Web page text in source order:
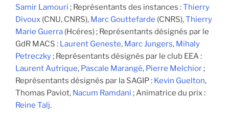
Samir Lamouri ; Représentants des instances :Thierry
Divoux (CNU, CNRS), Marc Gouttefarde (CNRS),Thierry
Marie Guerra (Hcéres) ; Représentants désignés par le
GdR MACS : Laurent Geneste, Marc Jungers, Mihaly
Petreczky; Représentants désignés par le club EEA :
Laurent Autrique, Pascale Marangé, Pierre Melchior;
Représentants désignés par la SAGIP : Kevin Guelton,
Thomas Paviot, Nacum Ramdani ; Animatrice du prix :
Reine Talj.